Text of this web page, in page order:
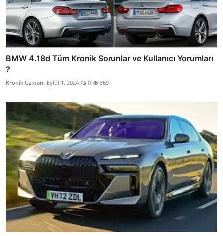
BMW 4.18d Tüm Kronik Sorunlar ve Kullanıcı Yorumları
?
Kronik Uzmanı Eylül 1, 2024 0 369